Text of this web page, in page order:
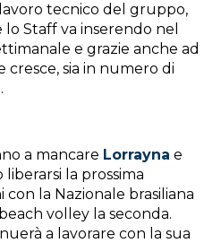
tecnico del gruppo,
Staff va inserendo nel
e grazie anche ad
sia in numero di
a mancare Lorrayna e
la prossima
la Nazionale brasiliana
volley la seconda.
a lavorare con la sua